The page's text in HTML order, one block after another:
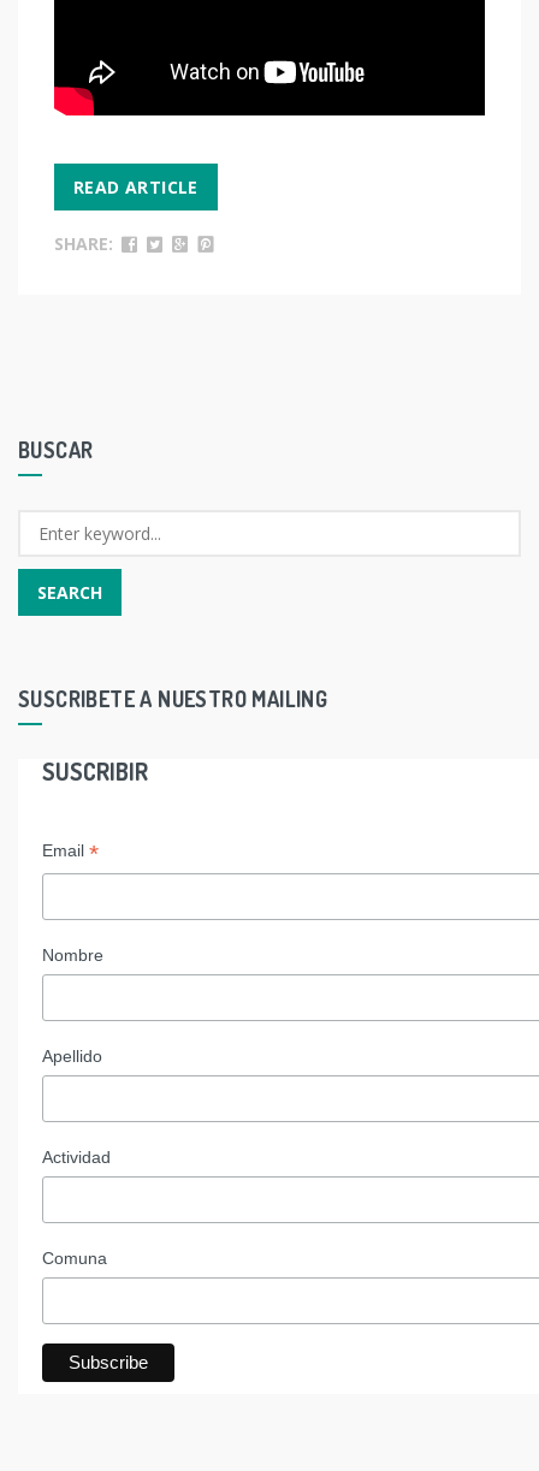
READ ARTICLE
SHARE:
BUSCAR
SUSCRIBETE A NUESTRO MAILING
SUSCRIBIR
Email *
Nombre
Apellido
Actividad
Comuna